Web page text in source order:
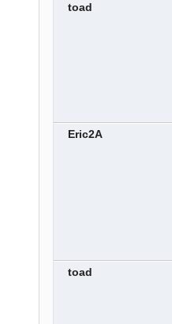
toad
Eric2A
toad